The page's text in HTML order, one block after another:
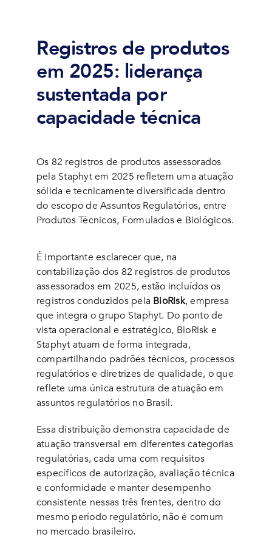
Registros de produtos
em 2025: liderança
sustentada por
capacidade técnica
Os 82 registros de produtos assessorados
pela Staphyt em 2025 refletem uma atuação
sólida e tecnicamente diversificada dentro
do escopo deAssuntos Regulatórios, entre
Produtos Técnicos, Formulados e Biológicos.
É importante esclarecer que, na
contabilização dos 82 registros de produtos
assessorados em 2025, estão incluídos os
registros conduzidos pela BioRisk, empresa
que integra o grupo Staphyt. Do ponto de
vista operacional e estratégico, BioRisk e
Staphyt atuam de forma integrada,
compartilhando padrões técnicos, processos
regulatórios e diretrizes de qualidade, o que
reflete uma única estrutura de atuação em
assuntos regulatórios no Brasil.
Essa distribuição demonstra capacidade de
atuação transversal em diferentes categorias
regulatórias, cada uma com requisitos
específicos de autorização, avaliação técnica
e conformidade e manter desempenho
consistente nessas três frentes, dentro do
mesmo período regulatório, não é comum
no mercado brasileiro.